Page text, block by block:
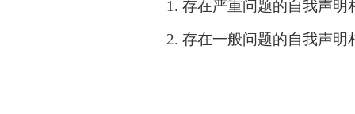
1. 存在严重问题的自我声明
2. 存在一般问题的自我声明